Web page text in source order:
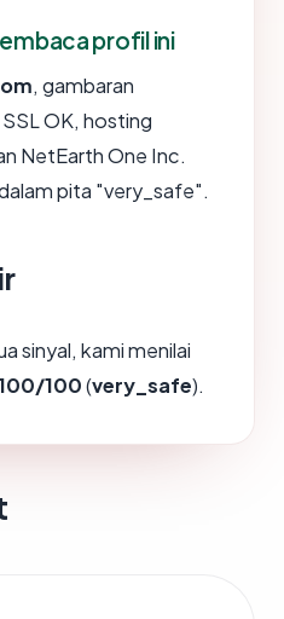
profil ini
, gambaran
OK, hosting
NetEarth One Inc.
pita "very_safe".
sinyal, kami menilai
100(very_safe).